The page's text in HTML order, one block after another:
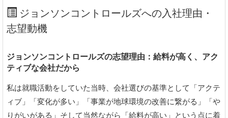
ジョンソンコントロールズへの入社理由・
志望動機
ジョンソンコントロールズの志望理由：給料が高く、アク
ティブな会社だから
私は就職活動をしていた当時、会社選びの基準として「アクテ
ィブ」「変化が多い」「事業が地球環境の改善に繋がる」「や
りがいがある」そして当然ながら「給料が高い」という点に着